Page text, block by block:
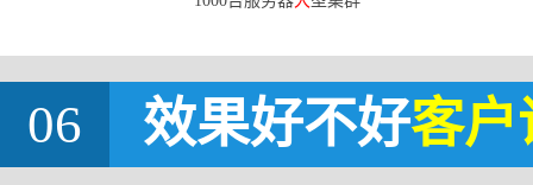
06 效果好不好客户